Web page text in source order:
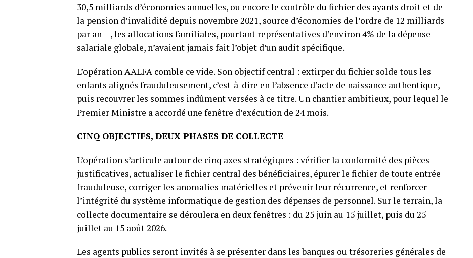
30,5 milliards d’économies annuelles, ou encore le contrôle du fichier des ayants droit et de
la pension d’invalidité depuis novembre 2021, source d’économies de l’ordre de 12 milliards
par an —, les allocations familiales, pourtant représentatives d’environ 4% de la dépense
salariale globale, n’avaient jamais fait l’objet d’un audit spécifique.
L’opération AALFA comble ce vide. Son objectif central : extirper du fichier solde tous les
enfants alignés frauduleusement, c’est-à-dire en l’absence d’acte de naissance authentique,
puis recouvrer les sommes indûment versées à ce titre. Un chantier ambitieux, pour lequel le
Premier Ministre a accordé une fenêtre d’exécution de 24 mois.
CINQ OBJECTIFS, DEUX PHASES DE COLLECTE
L’opération s’articule autour de cinq axes stratégiques : vérifier la conformité des pièces
justificatives, actualiser le fichier central des bénéficiaires, épurer le fichier de toute entrée
frauduleuse, corriger les anomalies matérielles et prévenir leur récurrence, et renforcer
l’intégrité du système informatique de gestion des dépenses de personnel. Sur le terrain, la
collecte documentaire se déroulera en deux fenêtres : du 25 juin au 15 juillet, puis du 25
juillet au 15 août 2026.
Les agents publics seront invités à se présenter dans les banques ou trésoreries générales de